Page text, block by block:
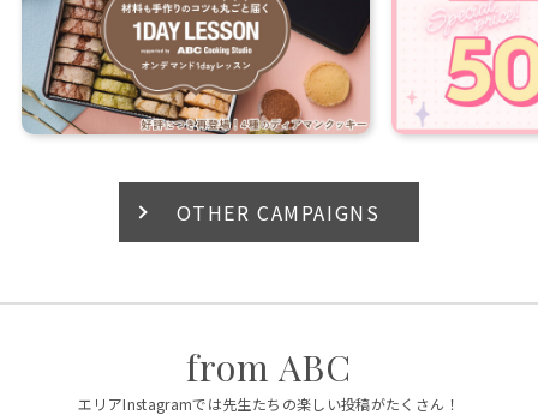
OTHER CAMPAIGNS
from ABC
エリアInstagramでは先生たちの楽しい投稿がたくさん！